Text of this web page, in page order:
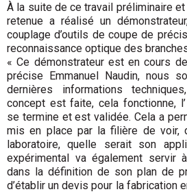
À la suite de ce travail préliminaire
retenue a réalisé un
couplage d’outils de coupe de
reconnaissance optique des
« Ce démonstrateur est en cours de
précise Emmanuel Naudin, nous
dernières informations
concept est faite, cela fonctionne, l’
se termine et est validée. Cela a
mis en place par la filière de voir,
laboratoire, quelle serait son
expérimental va également servir
dans la définition de son plan de
d’établir un devis pour la fabrication